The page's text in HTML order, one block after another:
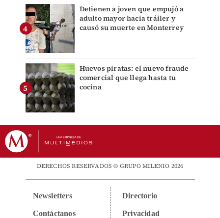
Detienen a joven que empujó a
adulto mayor hacia tráiler y
causó su muerte en Monterrey
Huevos piratas: el nuevo fraude
comercial que llega hasta tu
cocina
DERECHOS RESERVADOS © GRUPO MILENIO 2026
Newsletters
Contáctanos
Directorio
Privacidad